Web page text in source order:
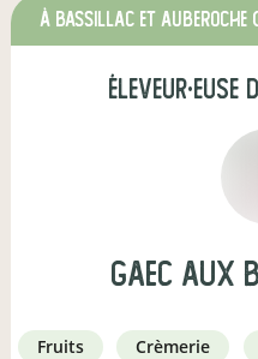
à Bassillac et Auberoche
GAEC Aux
fruits crèmerie